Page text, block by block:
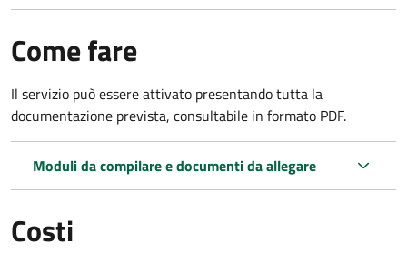
Come fare
Il servizio può essere attivato presentando tutta la
documentazione prevista, consultabile in formato PDF.
Moduli da compilare e documenti da allegare
Costi